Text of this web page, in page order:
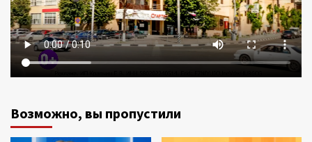
Возможно, вы пропустили